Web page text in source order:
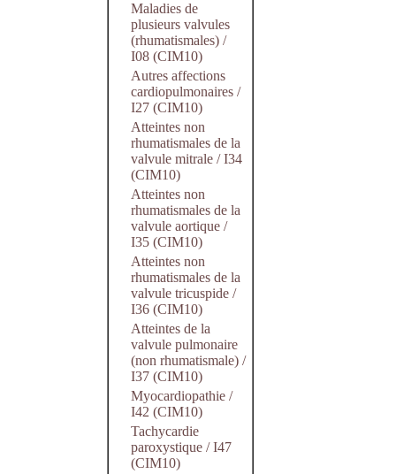
Maladies de
plusieurs valvules
(rhumatismales) /
I08 (CIM10)
Autres affections
cardiopulmonaires /
I27 (CIM10)
Atteintes non
rhumatismales de la
valvule mitrale / I34
(CIM10)
Atteintes non
rhumatismales de la
valvule aortique /
I35 (CIM10)
Atteintes non
rhumatismales de la
valvule tricuspide /
I36 (CIM10)
Atteintes de la
valvule pulmonaire
(non rhumatismale) /
I37 (CIM10)
Myocardiopathie /
I42 (CIM10)
Tachycardie
paroxystique / I47
(CIM10)